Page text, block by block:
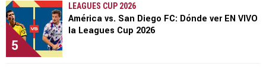
5
LEAGUES CUP 2026
América vs. San Diego FC: Dónde ver EN VIVO
la Leagues Cup 2026